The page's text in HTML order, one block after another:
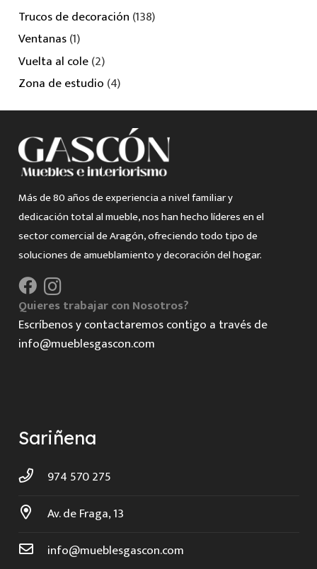
Trucos de decoración (138)
Ventanas(1)
Vuelta al cole(2)
Zona de estudio (4)
Más de 80 años de experiencia a nivel familiar y
dedicación total al mueble, nos han hecho líderes en el
sector comercial de Aragón, ofreciendo todo tipo de
soluciones de amueblamiento y decoración del hogar.
Quieres trabajar con Nosotros?
Escríbenos y contactaremos contigo a través de
info@mueblesgascon.com
Sariñena
974 570 275
Av. de Fraga, 13
info@mueblesgascon.com